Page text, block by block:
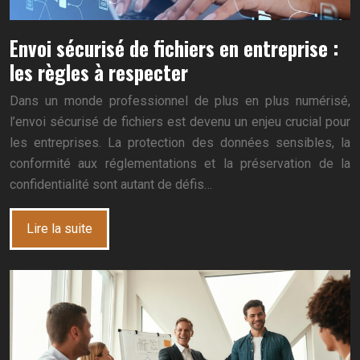
Envoi sécurisé de fichiers en entreprise :
les règles à respecter
Dans un monde professionnel de plus en plus numérisé,
l’envoi sécurisé de fichiers est devenu un enjeu crucial pour
les entreprises. La protection des données sensibles, la
conformité aux réglementations et la préservation de la
confidentialité sont autant de défis…
Lire la suite